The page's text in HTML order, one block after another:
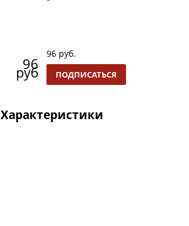
96
руб
96 руб.
ПОДПИСАТЬСЯ
Характеристики